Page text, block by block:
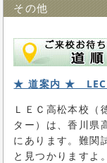
その他
★ 道案内 ★ LEC
ＬＥＣ高松本校（
ター）は、香川県
にあります。難関
と見つかりますよ